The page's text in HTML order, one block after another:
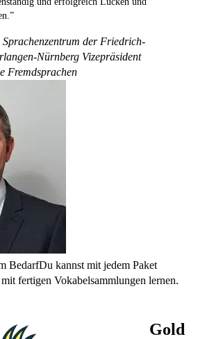
der Friedrich-
Nürnberg Vizepräsident
Fremdsprachen
BedarfDu kannst mit jedem Paket
fertigen Vokabelsammlungen lernen.
Gold